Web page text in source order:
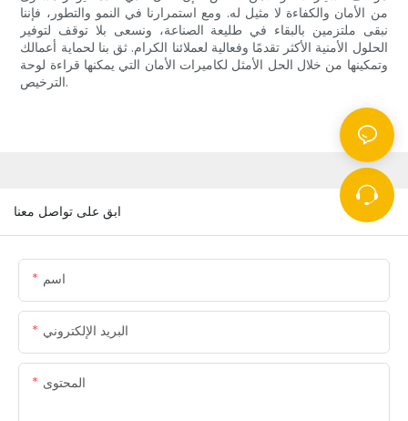
من الأمان والكفاءة لا مثيل له. ومع استمرارنا في النمو والتطور، فإننا
نبقى ملتزمين بالبقاء في طليعة الصناعة، ونسعى بلا توقف لتوفير
الحلول الأمنية الأكثر تقدمًا وفعالية لعملائنا الكرام. ثق بنا لحماية أعمالك
وتمكينها من خلال الحل الأمثل لكاميرات الأمان التي يمكنها قراءة لوحة
الترخيص.
ابق على تواصل معنا
اسم
البريد الإلكتروني
المحتوى